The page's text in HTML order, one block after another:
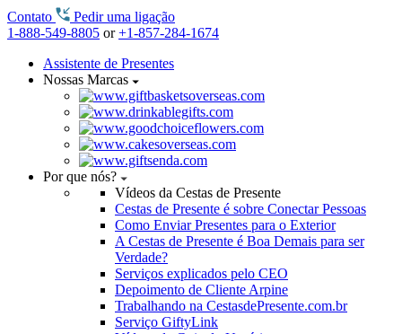
Contato
Pedir uma ligação
1-888-549-8805 or+1-857-284-1674
Assistente de Presentes
Nossas Marcas
Por que nós?
Vídeos da Cestas de Presente
Cestas de Presente é sobre Conectar Pessoas
Como Enviar Presentes para o Exterior
A Cestas de Presente é Boa Demais para ser
Verdade?
Serviços explicados pelo CEO
Depoimento de Cliente Arpine
Trabalhando na CestasdePresente.com.br
Serviço GiftyLink